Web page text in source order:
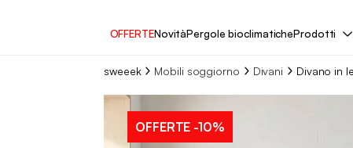
OFFERTENovitàPergole bioclimaticheProdotti
sweeek Mobili soggiorno Divani Divano in
OFFERTE -10%